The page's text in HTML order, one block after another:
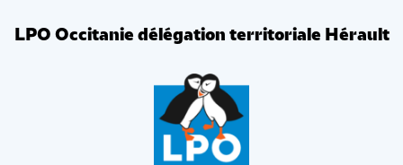
LPO Occitanie délégation territoriale Hérault